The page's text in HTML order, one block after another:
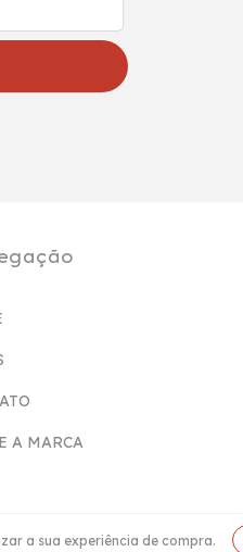
a sua experiência de compra.
A MARCA